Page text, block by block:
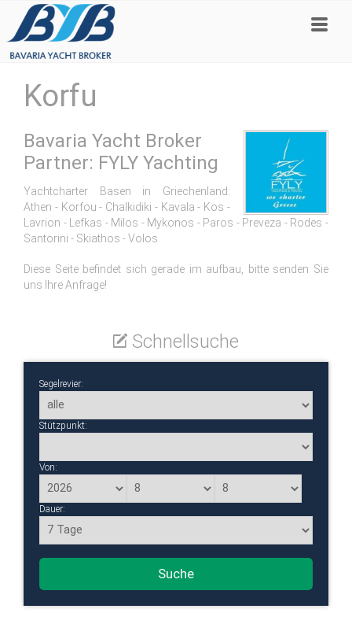
Korfu
Bavaria Yacht Broker
Partner: FYLY Yachting
Yachtcharter Basen in Griechenland:
Athen - Korfou - Chalkidiki - Kavala - Kos -
Lavrion - Lefkas - Milos - Mykonos - Paros - Preveza - Rodes -
Santorini - Skiathos - Volos
Diese Seite befindet sich gerade im aufbau, bitte senden Sie
uns Ihre Anfrage!
Schnellsuche
Segelrevier:
Stützpunkt:
Von:
Dauer:
Flexibilität:
Suche